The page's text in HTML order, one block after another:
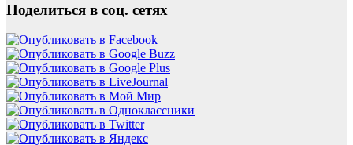
Поделиться в соц. сетях